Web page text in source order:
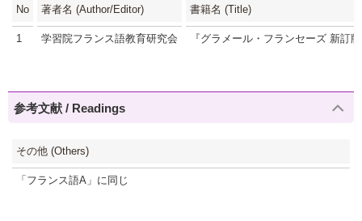
No 著者名 (Author/Editor) 書籍名 (Title)
1 学習院フランス語教育研究会 『グラメール・フランセーズ 新訂
参考文献 / Readings
その他 (Others)
「フランス語A」に同じ